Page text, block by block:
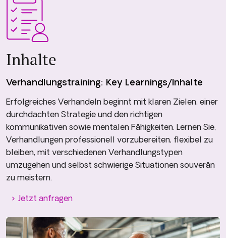
Inhalte
Verhandlungs­training: Key Learnings/Inhalte
Erfolgreiches Verhandeln beginnt mit klaren Zielen, einer
durchdachten Strategie und den richtigen
kommunikativen sowie mentalen Fähigkeiten. Lernen Sie,
Verhandlungen professionell vorzubereiten, flexibel zu
bleiben, mit verschiedenen Verhandlungstypen
umzugehen und selbst schwierige Situationen souverän
zu meistern.
Jetzt anfragen